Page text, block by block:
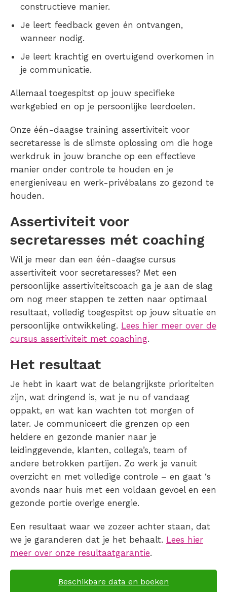
constructieve manier.
Je leert feedback geven én ontvangen,
wanneer nodig.
Je leert krachtig en overtuigend overkomen in
je communicatie.
Allemaal toegespitst op jouw specifieke
werkgebied en op je persoonlijke leerdoelen.
Onze één-daagse training assertiviteit voor
secretaresse is de slimste oplossing om die hoge
werkdruk in jouw branche op een effectieve
manier onder controle te houden en je
energieniveau en werk-privébalans zo gezond te
houden.
Assertiviteit voor
secretaresses mét coaching
Wil je meer dan een één-daagse cursus
assertiviteit voor secretaresses? Met een
persoonlijke assertiviteitscoach ga je aan de slag
om nog meer stappen te zetten naar optimaal
resultaat, volledig toegespitst op jouw situatie en
persoonlijke ontwikkeling. Lees hier meer over de
cursus assertiviteit met coaching.
Het resultaat
Je hebt in kaart wat de belangrijkste prioriteiten
zijn, wat dringend is, wat je nu of vandaag
oppakt, en wat kan wachten tot morgen of
later. Je communiceert die grenzen op een
heldere en gezonde manier naar je
leidinggevende, klanten, collega’s, team of
andere betrokken partijen. Zo werk je vanuit
overzicht en met volledige controle – en gaat ‘s
avonds naar huis met een voldaan gevoel en een
gezonde portie overige energie.
Een resultaat waar we zozeer achter staan, dat
we je garanderen dat je het behaalt. Lees hier
meer over onze resultaatgarantie.
Beschikbare data en boeken